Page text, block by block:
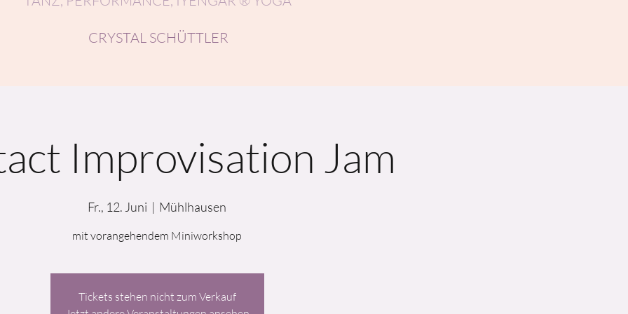
Improvisation Jam
Fr., 12. Juni
  |
Mühlhausen
mit vorangehendem Miniworkshop
Tickets stehen nicht zum Verkauf
CRYSTAL SCHÜTTLER